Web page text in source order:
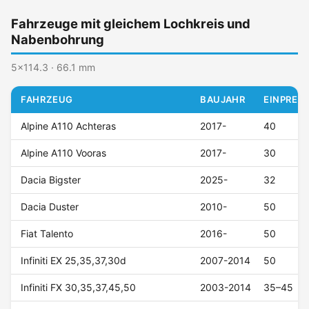
Fahrzeuge mit gleichem Lochkreis und
Nabenbohrung
5x114.3 · 66.1 mm
FAHRZEUG BAUJAHR
Alpine A110 Achteras 2017- 40
Alpine A110 Vooras 2017- 30
Dacia Bigster 2025- 32
Dacia Duster 2010- 50
Fiat Talento 2016- 50
Infiniti EX 25,35,37,30d 2007-2014 50
Infiniti FX 30,35,37,45,50 2003-2014 35–45